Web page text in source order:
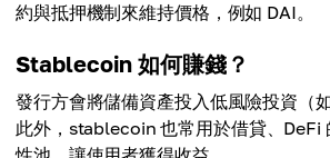
約與抵押機制來維持價格，例如 DAI。
Stablecoin 如何賺錢？
發行方會將儲備資產投入低風險投資（
此外，stablecoin 也常用於借貸、DeFi